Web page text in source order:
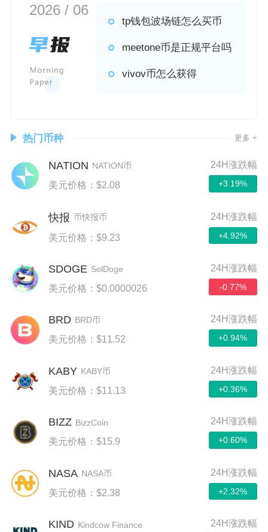
2026 / 06
tp钱包波场链怎么买币
meetone币是正规平台吗
vivov币怎么获得
热门币种 更多 +
NATION NATION币
美元价格：$2.08
24H涨跌幅
+3.19%
快报 币快报币
美元价格：$9.23
24H涨跌幅
+4.92%
SDOGE SolDoge
美元价格：$0.0000026
24H涨跌幅
-0.77%
BRD BRD币
美元价格：$11.52
24H涨跌幅
+0.94%
KABY KABY币
美元价格：$11.13
24H涨跌幅
+0.36%
BIZZ BizzCoin
美元价格：$15.9
24H涨跌幅
+0.60%
NASA NASA币
美元价格：$2.38
24H涨跌幅
+2.32%
KIND Kindcow Finance 24H涨跌幅